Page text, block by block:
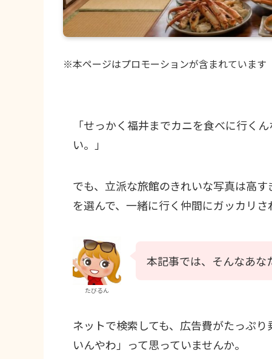
※本ページはプロモーションが含まれています
「せっかく福井までカニを食べに行く
い。」
でも、立派な旅館のきれいな写真は高
を選んで、一緒に行く仲間にガッカリ
たびるん
本記事では、そんなあな
ネットで検索しても、広告費がたっぷ
いんやわ」って思っていませんか。